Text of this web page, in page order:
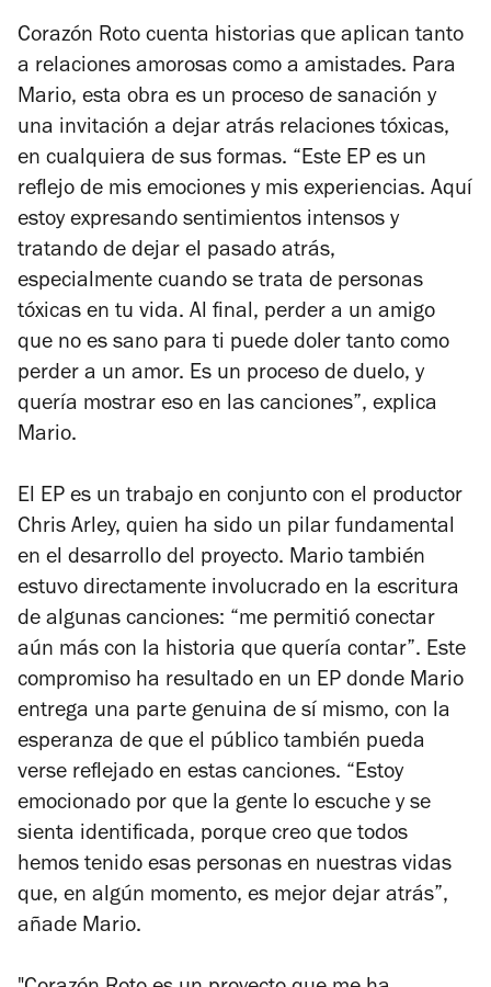
Corazón Roto cuenta historias que aplican tanto
a relaciones amorosas como a amistades. Para
Mario, esta obra es un proceso de sanación y
una invitación a dejar atrás relaciones tóxicas,
en cualquiera de sus formas. “Este EP es un
reflejo de mis emociones y mis experiencias. Aquí
estoy expresando sentimientos intensos y
tratando de dejar el pasado atrás,
especialmente cuando se trata de personas
tóxicas en tu vida. Al final, perder a un amigo
que no es sano para ti puede doler tanto como
perder a un amor. Es un proceso de duelo, y
quería mostrar eso en las canciones”, explica
Mario.
El EP es un trabajo en conjunto con el productor
Chris Arley, quien ha sido un pilar fundamental
en el desarrollo del proyecto. Mario también
estuvo directamente involucrado en la escritura
de algunas canciones: “me permitió conectar
aún más con la historia que quería contar”. Este
compromiso ha resultado en un EP donde Mario
entrega una parte genuina de sí mismo, con la
esperanza de que el público también pueda
verse reflejado en estas canciones. “Estoy
emocionado por que la gente lo escuche y se
sienta identificada, porque creo que todos
hemos tenido esas personas en nuestras vidas
que, en algún momento, es mejor dejar atrás”,
añade Mario.